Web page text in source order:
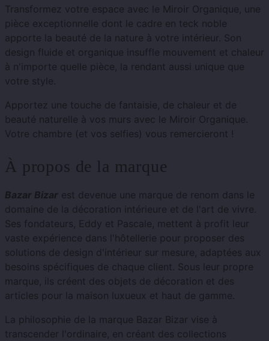
Transformez votre espace avec le Miroir Organique, une
pièce exceptionnelle dont le cadre en teck noble
apporte la beauté de la nature à votre intérieur. Son
design fluide et organique insuffle mouvement et chaleur
à n'importe quelle pièce, la rendant aussi unique que
votre style.
Apportez une touche de fantaisie, de chaleur et de
beauté naturelle à vos murs avec le Miroir Organique.
Votre chambre (et vos selfies) vous remercieront !
À propos de la marque
Bazar Bizar est devenue une marque de renom dans le
domaine de la décoration intérieure et de l'art de vivre.
Ses fondateurs, Eddy et Pascale, mettent à profit leur
vaste expérience dans l'hôtellerie pour proposer des
solutions de design d'intérieur sur mesure, adaptées aux
besoins spécifiques de chaque client. Sous leur propre
marque, ils créent des objets de décoration et des
articles pour la maison luxueux et haut de gamme.
La philosophie de la marque Bazar Bizar vise à
transcender l'ordinaire, en créant des collections